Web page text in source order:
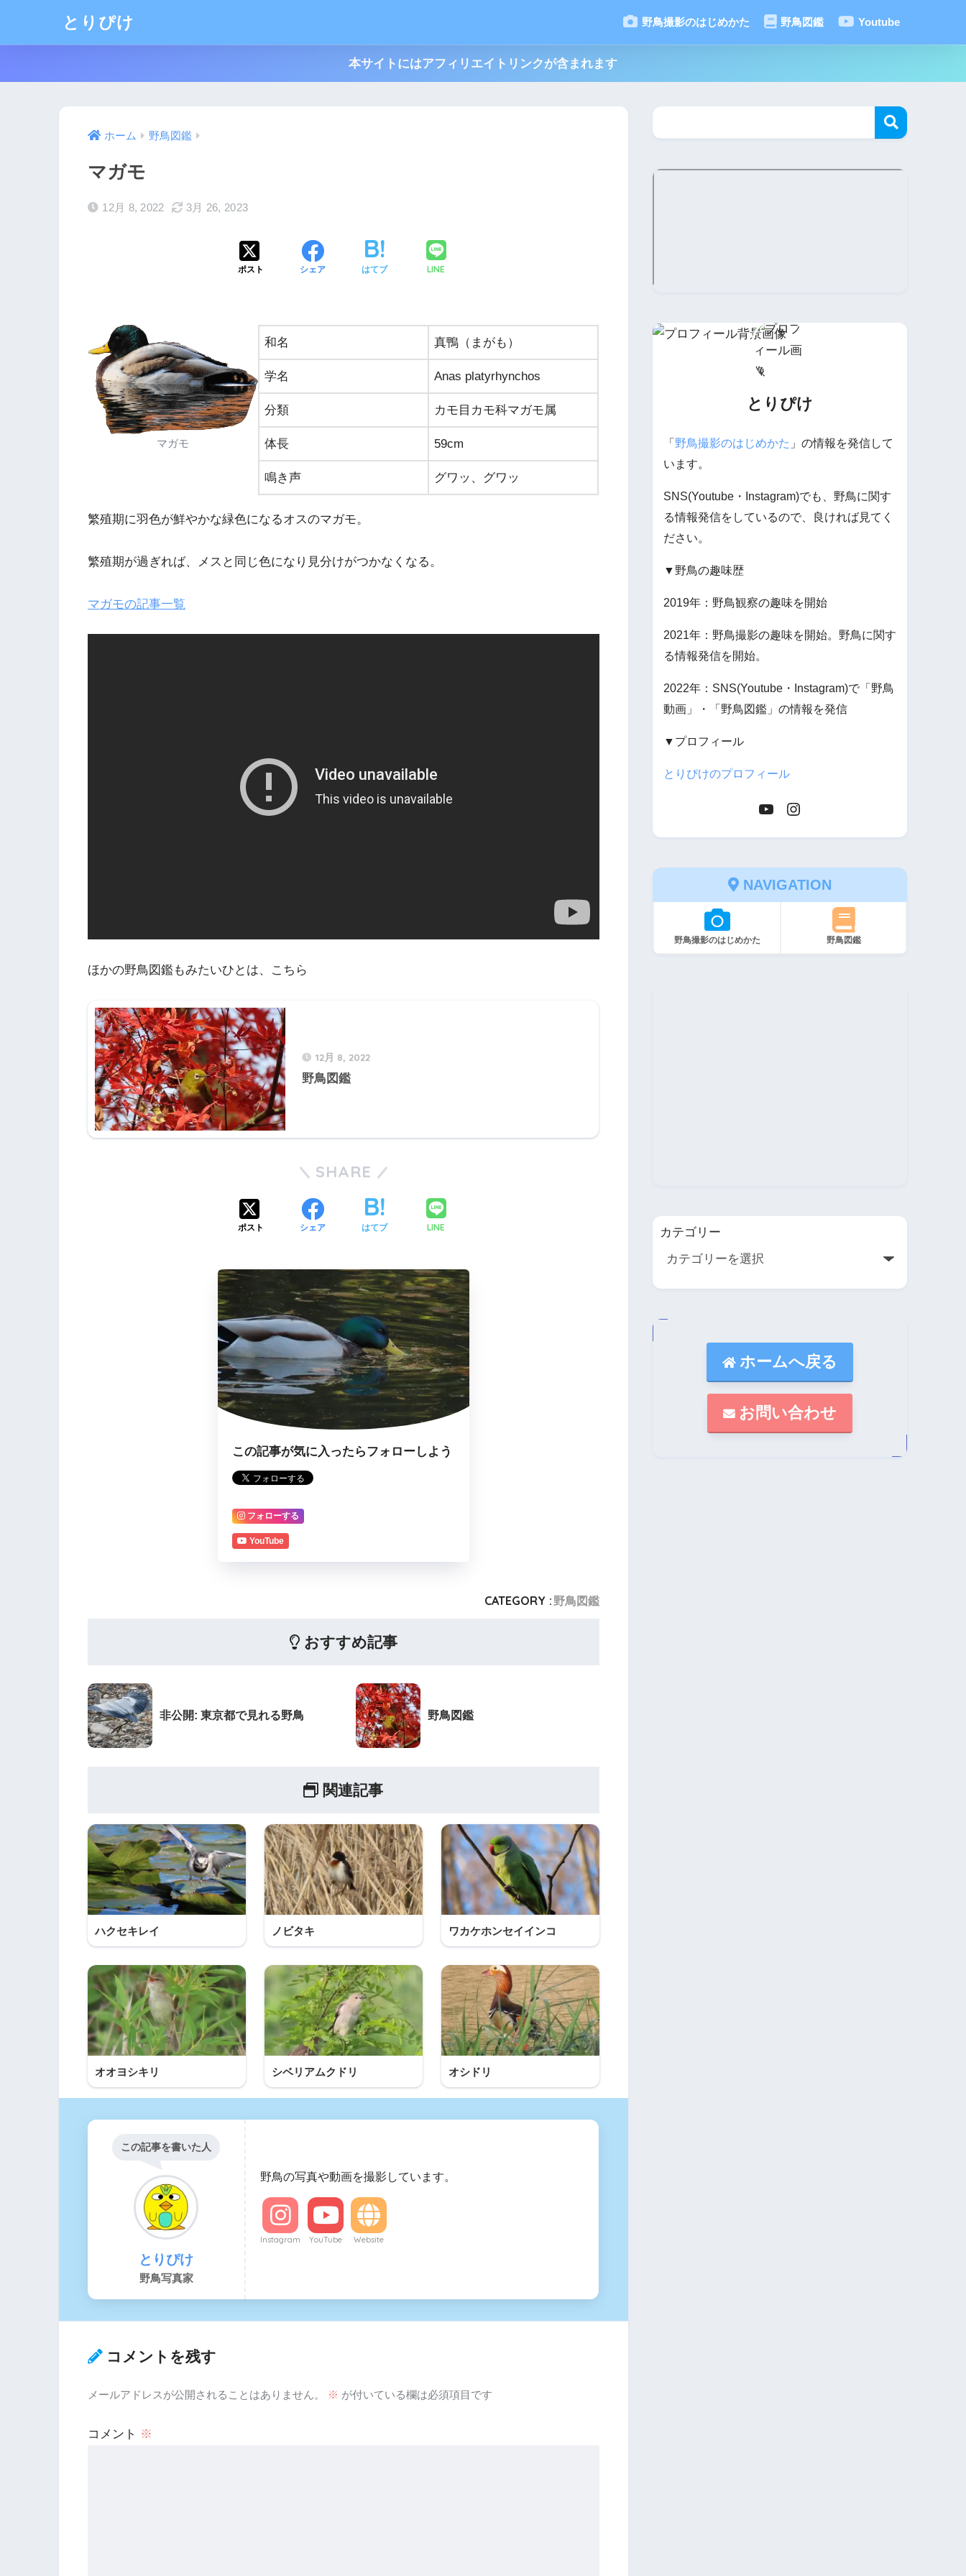
とりぴけ 野鳥撮影のはじめかた 野鳥図鑑 Youtube
本サイトにはアフィリエイトリンクが含まれます
ホーム 野鳥図鑑
マガモ
12月 8, 2022 3月 26, 2023
ポスト シェア はてブ LINE
マガモ
和名 真鴨（まがも）
学名 Anas platyrhynchos
分類 カモ目カモ科マガモ属
体長 59cm
鳴き声 グワッ、グワッ
繁殖期に羽色が鮮やかな緑色になるオスのマガモ。
繁殖期が過ぎれば、メスと同じ色になり見分けがつかなくなる。
マガモの記事一覧
ほかの野鳥図鑑もみたいひとは、こちら
12月 8, 2022
野鳥図鑑
SHARE
ポスト シェア はてブ LINE
この記事が気に入ったらフォローしよう
フォローする
YouTube
CATEGORY : 野鳥図鑑
おすすめ記事
非公開: 東京都で見れる野鳥 野鳥図鑑
関連記事
ハクセキレイ ノビタキ ワカケホンセイインコ
オオヨシキリ シベリアムクドリ オシドリ
この記事を書いた人
とりぴけ
野鳥写真家
野鳥の写真や動画を撮影しています。
Instagram YouTube Website
コメントを残す
メールアドレスが公開されることはありません。 ※ が付いている欄は必須項目です
コメント ※
とりぴけ
「 野鳥撮影のはじめかた 」の情報を発信して
います。
SNS(Youtube・Instagram)でも、野鳥に関す
る情報発信をしているので、良ければ見てく
ださい。
▼野鳥の趣味歴
2019年：野鳥観察の趣味を開始
2021年：野鳥撮影の趣味を開始。野鳥に関す
る情報発信を開始。
2022年：SNS(Youtube・Instagram)で「野鳥
動画」・「野鳥図鑑」の情報を発信
▼プロフィール
とりぴけのプロフィール
NAVIGATION
野鳥撮影のはじめかた 野鳥図鑑
カテゴリー
ホームへ戻る
お問い合わせ